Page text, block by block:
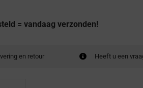
= vandaag verzonden!
en retour Heeft u een